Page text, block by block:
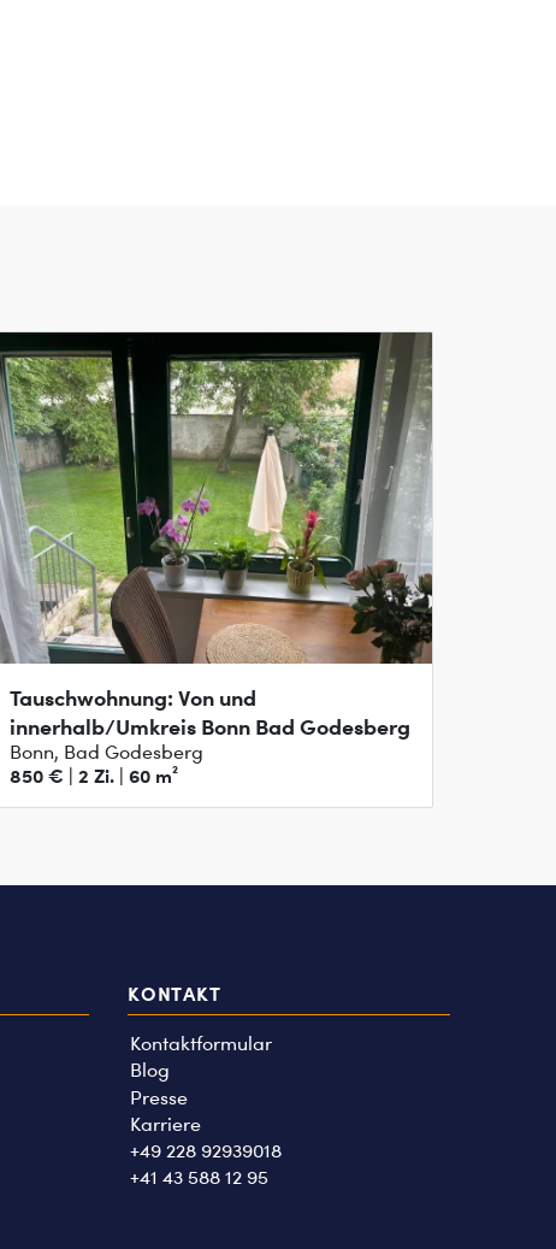
Tauschwohnung: Von und
innerhalb/Umkreis Bonn Bad Godesberg
Bonn, Bad Godesberg
850 € | 2 Zi. | 60 m²
KONTAKT
Kontaktformular
Blog
Presse
Karriere
+49 228 92939018
+41 43 588 12 95